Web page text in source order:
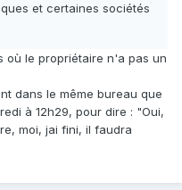
et certaines sociétés
où le propriétaire n'a pas un
dans le même bureau que
à 12h29, pour dire : "Oui,
moi, jai fini, il faudra